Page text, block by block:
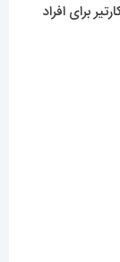
برای افراد